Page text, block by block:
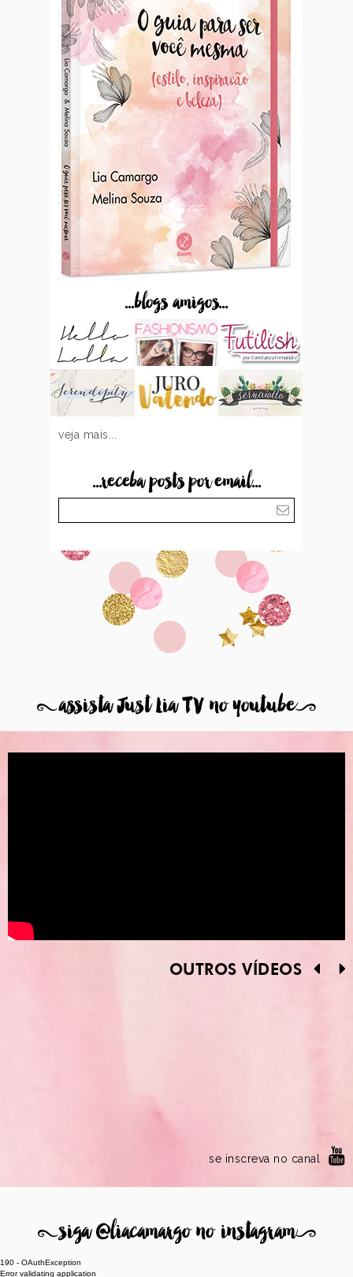
...blogs amigos...
veja mais...
...receba posts por email...
8assista Just Lia TV no youtube9
OUTROS VÍDEOS
se inscreva no canal
8siga @liacamargo no instagram9
190 - OAuthException
Error validating application